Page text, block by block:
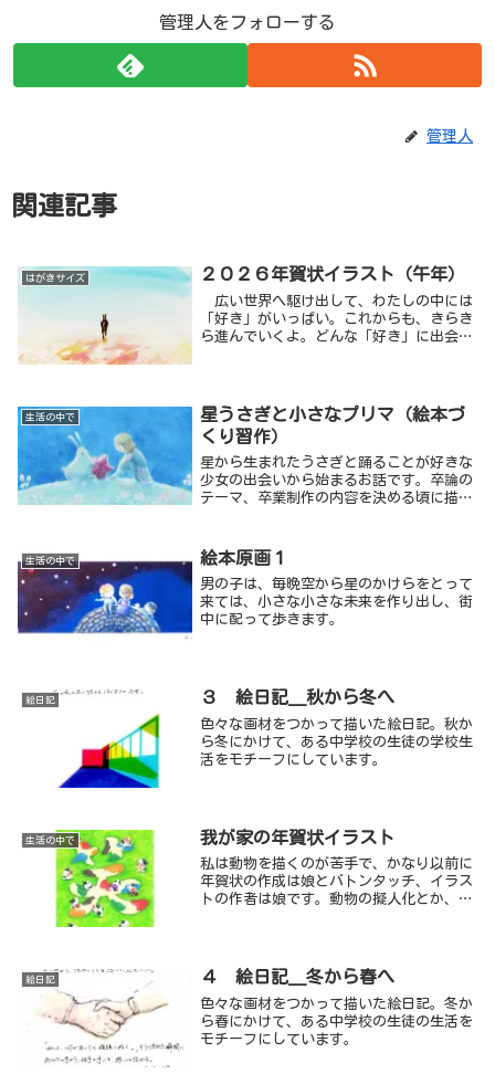
管理人をフォローする
管理人
関連記事
はがきサイズ ２０２６年賀状イラスト（午年）
広い世界へ駆け出して、わたしの中には
「好き」がいっぱい。これからも、きらき
ら進んでいくよ。どんな「好き」に出会え
生活の中で
星うさぎと小さなプリマ（絵本づ
くり習作）
星から生まれたうさぎと踊ることが好きな
少女の出会いから始まるお話です。卒論の
テーマ、卒業制作の内容を決める頃に描い
生活の中で 絵本原画１
男の子は、毎晩空から星のかけらをとって
来ては、小さな小さな未来を作り出し、街
中に配って歩きます。
絵日記 ３ 絵日記＿秋から冬へ
色々な画材をつかって描いた絵日記。秋か
ら冬にかけて、ある中学校の生徒の学校生
活をモチーフにしています。
生活の中で 我が家の年賀状イラスト
私は動物を描くのが苦手で、かなり以前に
年賀状の作成は娘とバトンタッチ、イラス
トの作者は娘です。動物の擬人化とか、動
絵日記 ４ 絵日記＿冬から春へ
色々な画材をつかって描いた絵日記。冬か
ら春にかけて、ある中学校の生徒の生活を
モチーフにしています。